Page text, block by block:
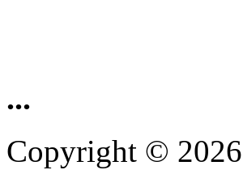
...
Copyright ©